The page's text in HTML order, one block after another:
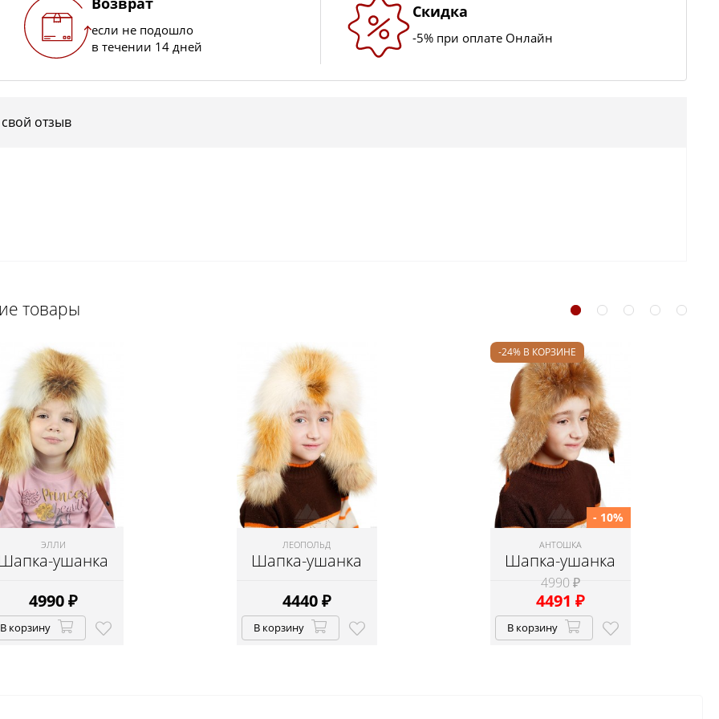
если не подошло
в течении 14 дней
Скидка
-5% при оплате Онлайн
отзыв
товары
ЭЛЛИ
ушанка
4990₽
В корзину
ЛЕОПОЛЬД
Шапка-ушанка
4440₽
В корзину
-24% В КОРЗИНЕ
АНТОШКА
Шапка-ушанка
4990 ₽
4491 ₽
- 10%
В корзину